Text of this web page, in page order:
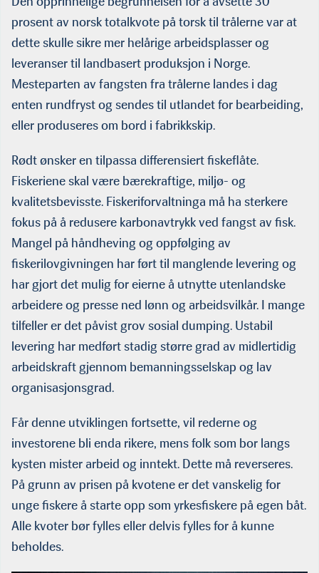
prosent av norsk totalkvote på torsk til trålerne var at
dette skulle sikre mer helårige arbeidsplasser og
leveranser til landbasert produksjon i Norge.
Mesteparten av fangsten fra trålerne landes i dag
enten rundfryst og sendes til utlandet for bearbeiding,
eller produseres om bord i fabrikkskip.
Rødt ønsker en tilpassa differensiert fiskeflåte.
Fiskeriene skal være bærekraftige, miljø- og
kvalitetsbevisste. Fiskeriforvaltninga må ha sterkere
fokus på å redusere karbonavtrykk ved fangst av fisk.
Mangel på håndheving og oppfølging av
fiskerilovgivningen har ført til manglende levering og
har gjort det mulig for eierne å utnytte utenlandske
arbeidere og presse ned lønn og arbeidsvilkår. I mange
tilfeller er det påvist grov sosial dumping. Ustabil
levering har medført stadig større grad av midlertidig
arbeidskraft gjennom bemanningsselskap og lav
organisasjonsgrad.
Får denne utviklingen fortsette, vil rederne og
investorene bli enda rikere, mens folk som bor langs
kysten mister arbeid og inntekt. Dette må reverseres.
På grunn av prisen på kvotene er det vanskelig for
unge fiskere å starte opp som yrkesfiskere på egen båt.
Alle kvoter bør fylles eller delvis fylles for å kunne
beholdes.